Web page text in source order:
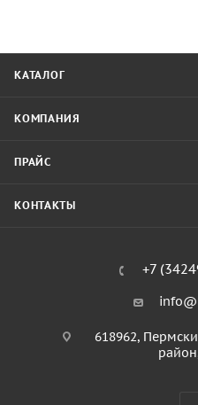
КАТАЛОГ
КОМПАНИЯ
ПРАЙС
КОНТАКТЫ
+7
618962,